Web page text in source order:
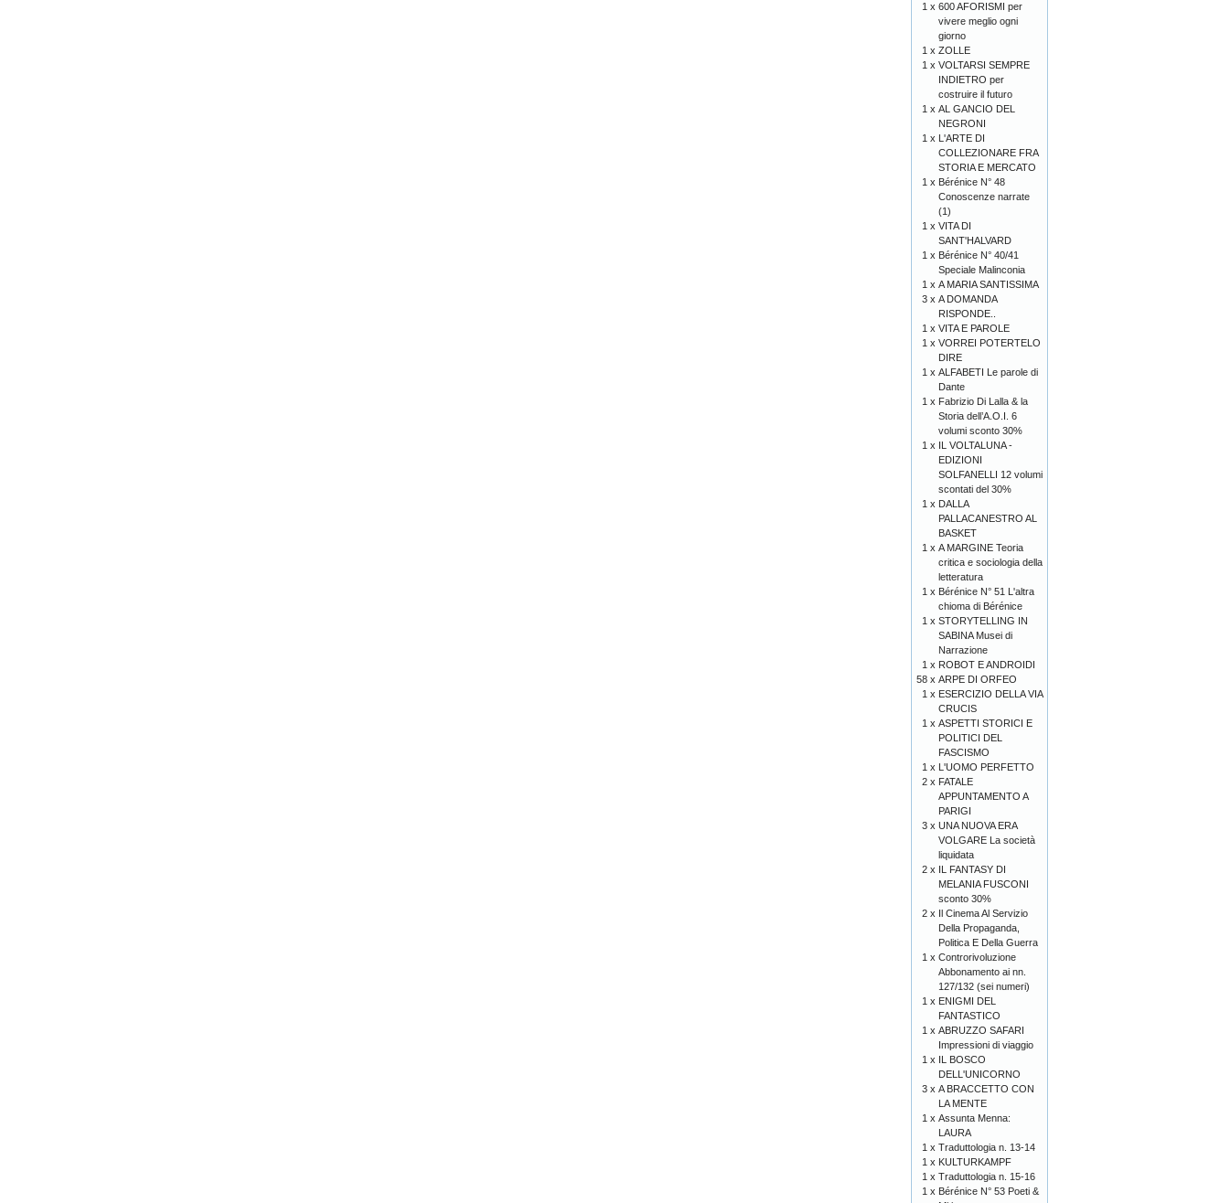
1 x 600 AFORISMI per
vivere meglio ogni
giorno
1 x ZOLLE
1 x VOLTARSI SEMPRE
INDIETRO per
costruire il futuro
1 x AL GANCIO DEL
NEGRONI
1 x L'ARTE DI
COLLEZIONARE FRA
STORIA E MERCATO
1 x Bérénice N° 48
Conoscenze narrate
(1)
1 x VITA DI
SANT'HALVARD
1 x Bérénice N° 40/41
Speciale Malinconia
1 x A MARIA SANTISSIMA
3 x A DOMANDA
RISPONDE..
1 x VITA E PAROLE
1 x VORREI POTERTELO
DIRE
1 x ALFABETI Le parole di
Dante
1 x Fabrizio Di Lalla & la
Storia dell’A.O.I. 6
volumi sconto 30%
1 x IL VOLTALUNA -
EDIZIONI
SOLFANELLI 12 volumi
scontati del 30%
1 x DALLA
PALLACANESTRO AL
BASKET
1 x A MARGINE Teoria
critica e sociologia della
letteratura
1 x Bérénice N° 51 L'altra
chioma di Bérénice
1 x STORYTELLING IN
SABINA Musei di
Narrazione
1 x ROBOT E ANDROIDI
58 x ARPE DI ORFEO
1 x ESERCIZIO DELLA VIA
CRUCIS
1 x ASPETTI STORICI E
POLITICI DEL
FASCISMO
1 x L'UOMO PERFETTO
2 x FATALE
APPUNTAMENTO A
PARIGI
3 x UNA NUOVA ERA
VOLGARE La società
liquidata
2 x IL FANTASY DI
MELANIA FUSCONI
sconto 30%
2 x Il Cinema Al Servizio
Della Propaganda,
Politica E Della Guerra
1 x Controrivoluzione
Abbonamento ai nn.
127/132 (sei numeri)
1 x ENIGMI DEL
FANTASTICO
1 x ABRUZZO SAFARI
Impressioni di viaggio
1 x IL BOSCO
DELL'UNICORNO
3 x A BRACCETTO CON
LA MENTE
1 x Assunta Menna:
LAURA
1 x Traduttologia n. 13-14
1 x KULTURKAMPF
1 x Traduttologia n. 15-16
1 x Bérénice N° 53 Poeti &